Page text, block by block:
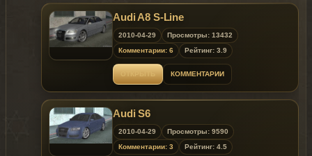
Audi A8 S-Line
2010-04-29
Просмотры: 13432
Комментарии: 6
Рейтинг: 3.9
КОММЕНТАРИИ
Audi S6
2010-04-29
Просмотры: 9590
Комментарии: 3
Рейтинг: 4.5